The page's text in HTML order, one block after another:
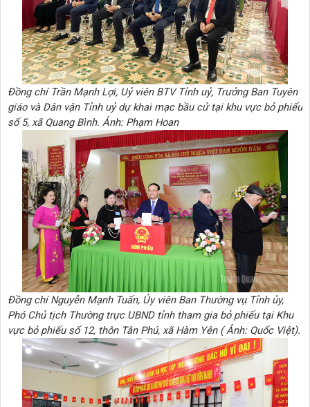
Đồng chí Trần Mạnh Lợi, Uỷ viên BTV Tỉnh uỷ, Trưởng Ban Tuyên
giáo và Dân vận Tỉnh uỷ dự khai mạc bầu cử tại khu vực bỏ phiếu
số 5, xã Quang Bình. Ảnh: Phạm Hoan
Đồng chí Nguyễn Mạnh Tuấn, Ủy viên Ban Thường vụ Tỉnh ủy,
Phó Chủ tịch Thường trực UBND tỉnh tham gia bỏ phiếu tại Khu
vực bỏ phiếu số 12, thôn Tân Phú, xã Hàm Yên ( Ảnh: Quốc Việt).